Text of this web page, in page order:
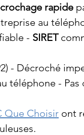
rapide
au
- SIRET
- Décroché
téléphone - Pas
Que Choisir ont